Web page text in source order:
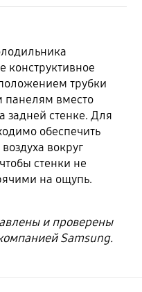
конструктивное
трубки
панелям вместо
задней стенке. Для
обеспечить
вокруг
стенки не
на ощупь.
и проверены
Samsung.